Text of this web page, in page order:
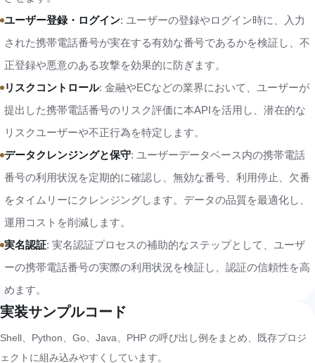
ユーザー登録・ログイン: ユーザーの登録やログイン時に、入力
された携帯電話番号が実在する有効な番号であるかを検証し、不
正登録や悪意のある攻撃を効果的に防ぎます。
リスクコントロール: 金融やECなどの業界において、ユーザーが
提出した携帯電話番号のリスク評価に本APIを活用し、潜在的な
リスクユーザーや不正行為を特定します。
データクレンジングと保守: ユーザーデータベース内の携帯電話
番号の利用状況を定期的に確認し、無効な番号、利用停止、欠番
をタイムリーにクレンジングします。データの品質を最適化し、
運用コストを削減します。
実名認証: 実名認証プロセスの補助的なステップとして、ユーザ
ーの携帯電話番号の実際の利用状況を検証し、認証の信頼性を高
めます。
実装サンプルコード
Shell、Python、Go、Java、PHP の呼び出し例をまとめ、既存プロジ
ェクトに組み込みやすくしています。